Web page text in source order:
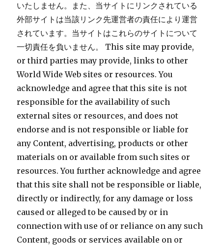
いたしません。また、当サイトにリンクされている
外部サイトは当該リンク先運営者の責任により運営
されています。当サイトはこれらのサイトについて
一切責任を負いません。 This site may provide,
or third parties may provide, links to other
World Wide Web sites or resources. You
acknowledge and agree that this site is not
responsible for the availability of such
external sites or resources, and does not
endorse and is not responsible or liable for
any Content, advertising, products or other
materials on or available from such sites or
resources. You further acknowledge and agree
that this site shall not be responsible or liable,
directly or indirectly, for any damage or loss
caused or alleged to be caused by or in
connection with use of or reliance on any such
Content, goods or services available on or